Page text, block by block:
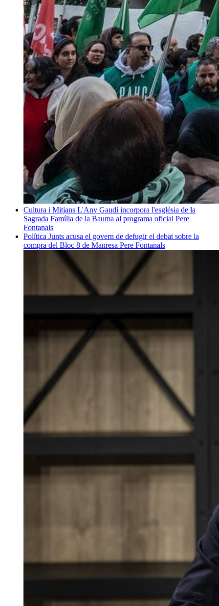
Cultura i Mitjans L'Any Gaudí incorpora l'església de la
Sagrada Família de la Bauma al programa oficial Pere
Fontanals
Política Junts acusa el govern de defugir el debat sobre la
compra del Bloc 8 de Manresa Pere Fontanals